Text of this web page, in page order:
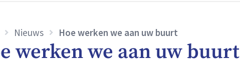
Nieuws Hoe werken we aan uw buurt
werken we aan uw buurt